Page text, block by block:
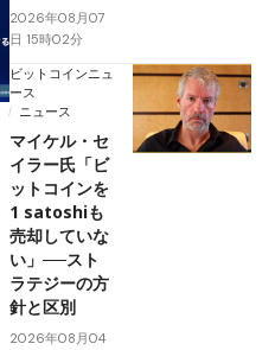
2026年08月07
日 15時02分
ビットコインニュ
ース
ニュース
マイケル・セ
イラー氏「ビ
ットコインを
1 satoshiも
売却していな
い」──スト
ラテジーの方
針と区別
2026年08月04